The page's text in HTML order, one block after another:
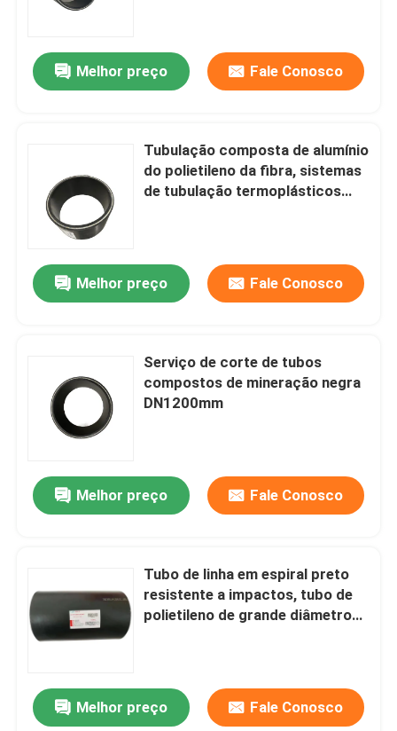
Casa
Show de RV
Quem Somos
Fábrica
Fale Conosco
Pedir um orçamento
Melhor preço Fale Conosco
Tubulação composta de alumínio
do polietileno da fibra, sistemas
de tubulação termoplásticos
Melhor preço Fale Conosco
Serviço de corte de tubos
compostos de mineração negra
DN1200mm
Melhor preço Fale Conosco
Tubo de linha em espiral preto
resistente a impactos, tubo de
polietileno de grande diâmetro
Melhor preço Fale Conosco